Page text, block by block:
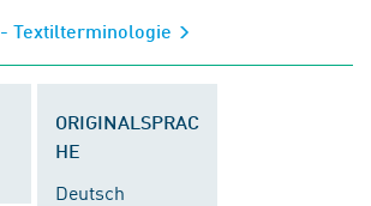
- Textilterminologie
ORIGINALSPRAC
HE
Deutsch